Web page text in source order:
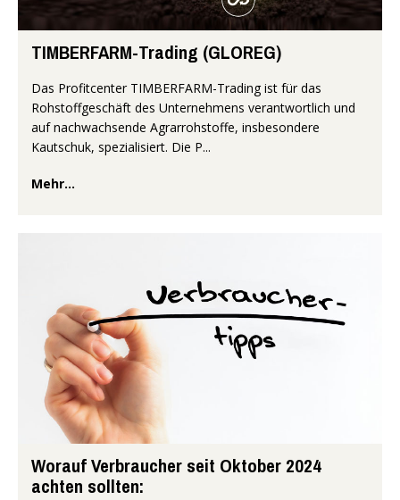
TIMBERFARM-Trading (GLOREG)
Das Profitcenter TIMBERFARM-Trading ist für das
Rohstoffgeschäft des Unternehmens verantwortlich und
auf nachwachsende Agrarrohstoffe, insbesondere
Kautschuk, spezialisiert. Die P...
Mehr...
Worauf Verbraucher seit Oktober 2024
achten sollten: